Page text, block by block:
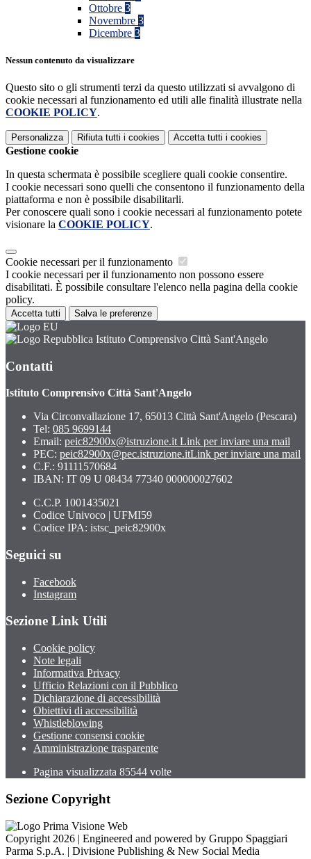
Ottobre 3
Novembre 3
Dicembre 3
Nessun contenuto da visualizzare
Questo sito o gli strumenti terzi da questo utilizzati si avvalgono di
cookie necessari al funzionamento ed utili alle finalità illustrate nella
COOKIE POLICY.
Personalizza Rifiuta tutti i cookies Accetta tutti i cookies
Gestione cookie
In questa schermata è possibile scegliere quali cookie consentire.
I cookie necessari sono quelli che consentono il funzionamento della
piattaforma e non è possibile disabilitarli.
Per conoscere quali sono i cookie necessari al funzionamento potete
visionare la COOKIE POLICY.
Cookie necessari per il funzionamento
I cookie necessari per il funzionamento non possono essere
disabilitati. È possibile consultare l'elenco nella pagina della cookie
policy.
Accetta tutti Salva le preferenze
Istituto Comprensivo Città Sant'Angelo
Contatti
Istituto Comprensivo Città Sant'Angelo
Via Circonvallazione 17, 65013 Città Sant'Angelo (Pescara)
Tel: 085 9699144
Email: peic82900x@istruzione.it Link per inviare una mail
PEC: peic82900x@pec.istruzione.itLink per inviare una mail
C.F.: 91111570684
IBAN: IT 09 U 08434 77340 000000027602
C.C.P. 1001435021
Codice Univoco | UFMI59
Codice IPA: istsc_peic82900x
Seguici su
Facebook
Instagram
Sezione Link Utili
Cookie policy
Note legali
Informativa Privacy
Ufficio Relazioni con il Pubblico
Dichiarazione di accessibilità
Obiettivi di accessibilità
Whistleblowing
Gestione consensi cookie
Amministrazione trasparente
Pagina visualizzata 85544 volte
Sezione Copyright
Copyright 2026 | Engineered and powered by Gruppo Spaggiari
Parma S.p.A. | Divisione Publishing & New Social Media